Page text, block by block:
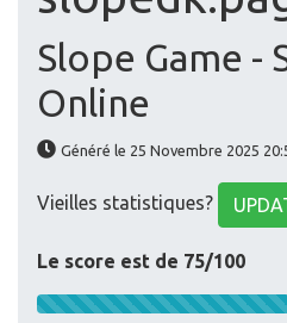
Slope Game -
Online
Généré le 25 Novembre 2025
Vieilles statistiques?
Le score est de 75/100